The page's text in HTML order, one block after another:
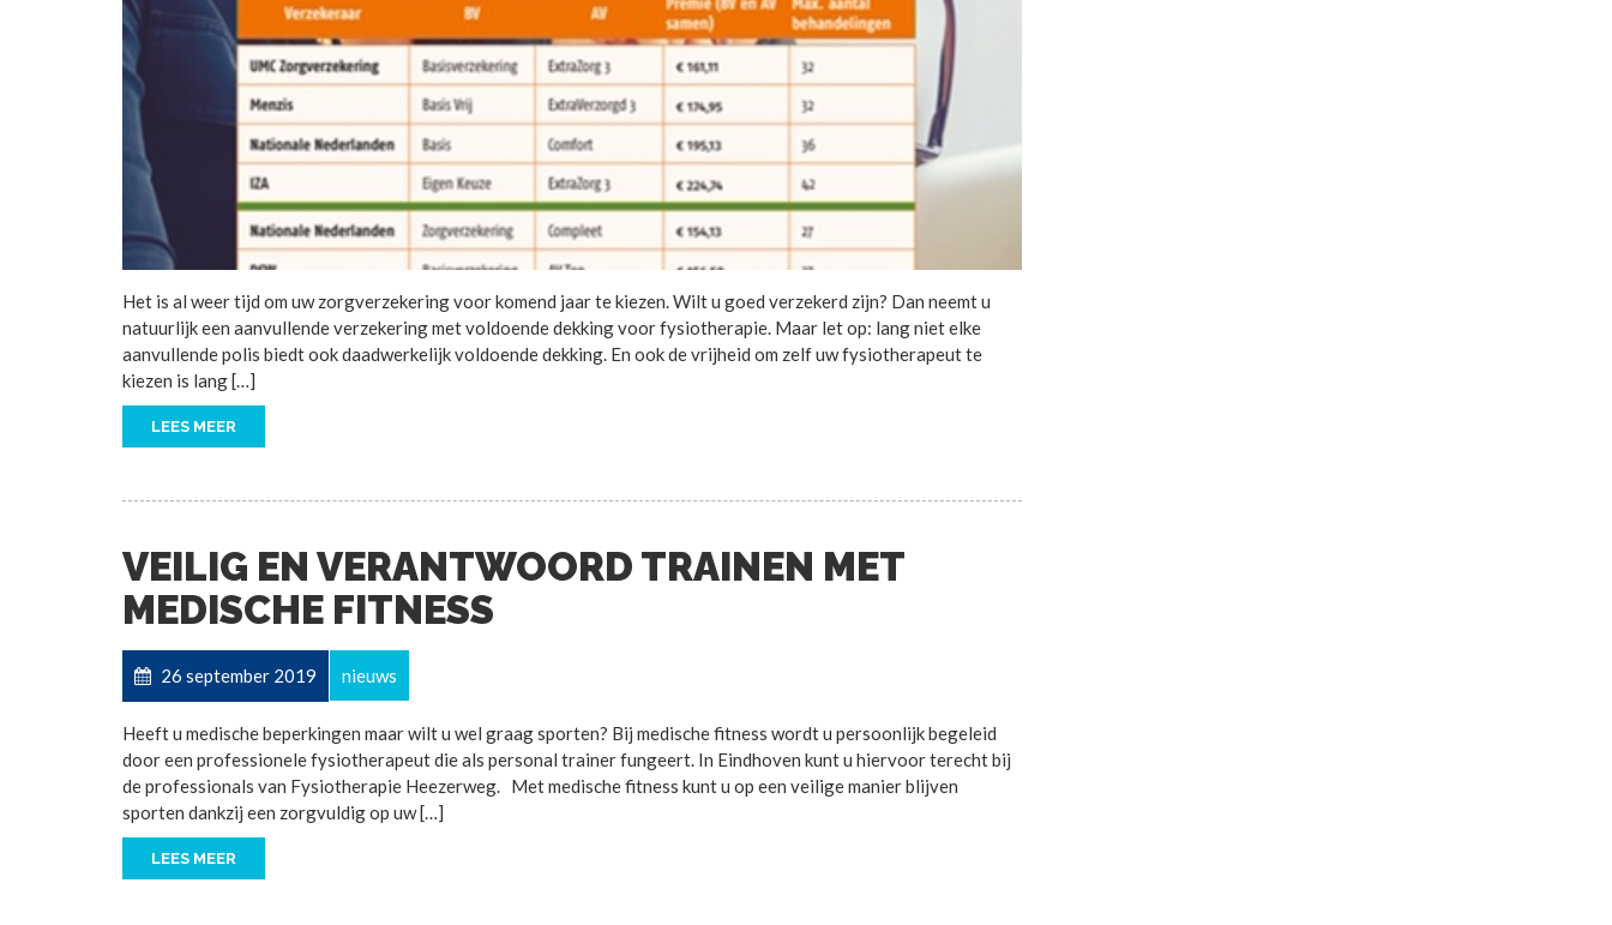
Het is al weer tijd om uw zorgverzekering voor komend jaar te kiezen. Wilt u goed verzekerd zijn? Dan neemt u
natuurlijk een aanvullende verzekering met voldoende dekking voor fysiotherapie. Maar let op: lang niet elke
aanvullende polis biedt ook daadwerkelijk voldoende dekking. En ook de vrijheid om zelf uw fysiotherapeut te
kiezen is lang […]
LEES MEER
VEILIG EN VERANTWOORD TRAINEN MET
MEDISCHE FITNESS
26 september 2019 nieuws
Heeft u medische beperkingen maar wilt u wel graag sporten? Bij medische fitness wordt u persoonlijk begeleid
door een professionele fysiotherapeut die als personal trainer fungeert. In Eindhoven kunt u hiervoor terecht bij
de professionals van Fysiotherapie Heezerweg. Met medische fitness kunt u op een veilige manier blijven
sporten dankzij een zorgvuldig op uw […]
LEES MEER